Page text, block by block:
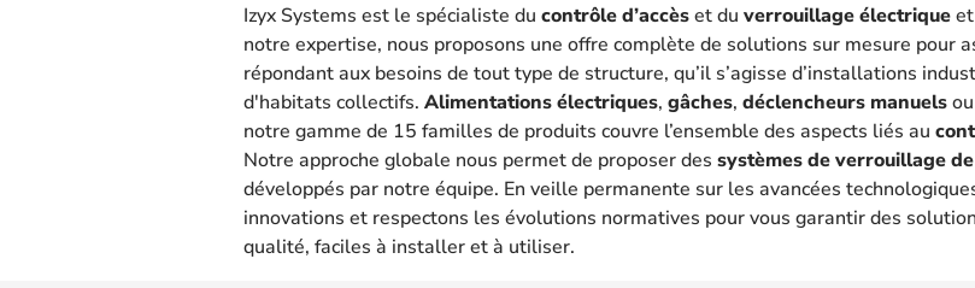
Izyx Systems est le spécialiste du contrôle d’accèset du verrouillage électriqueet
notre expertise, nous proposons une offre complète de solutions sur mesure pour
répondant aux besoins de tout type de structure, qu’il s’agisse d’installations
d'habitats collectifs. Alimentations électriques, gâches, déclencheurs manuels
notre gamme de 15 familles de produits couvre l’ensemble des aspects liés au
Notre approche globale nous permet de proposer des systèmes de verrouillage
développés par notre équipe. En veille permanente sur les avancées
innovations et respectons les évolutions normatives pour vous garantir des
qualité, faciles à installer et à utiliser.